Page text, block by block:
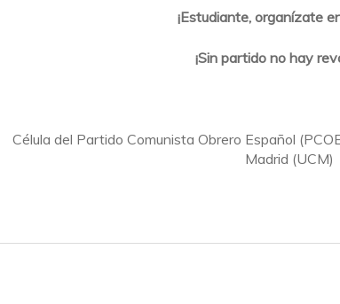
¡Estudiante, organízate
¡Sin partido no hay
Célula del Partido Comunista Obrero Español
Madrid (UCM)